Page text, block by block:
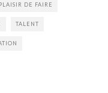
PLAISIR DE FAIRE
TALENT